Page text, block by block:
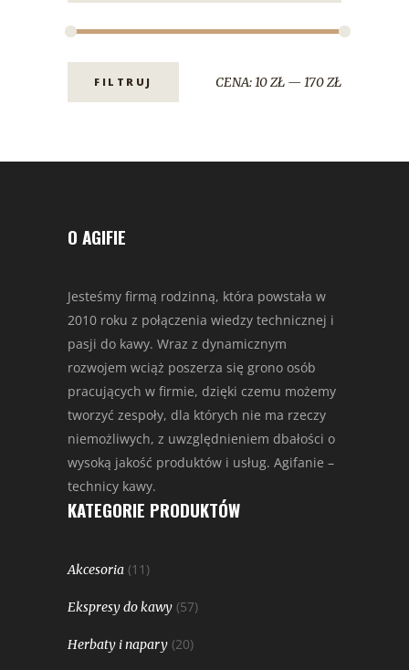
FILTRUJ CENA:10 ZŁ — 170 ZŁ
O AGIFIE
Jesteśmy firmą rodzinną, która powstała w
2010 roku z połączenia wiedzy technicznej i
pasji do kawy. Wraz z dynamicznym
rozwojem wciąż poszerza się grono osób
pracujących w firmie, dzięki czemu możemy
tworzyć zespoły, dla których nie ma rzeczy
niemożliwych, z uwzględnieniem dbałości o
wysoką jakość produktów i usług. Agifanie –
technicy kawy.
KATEGORIE PRODUKTÓW
Akcesoria (11)
Ekspresy do kawy (57)
Herbaty i napary (20)